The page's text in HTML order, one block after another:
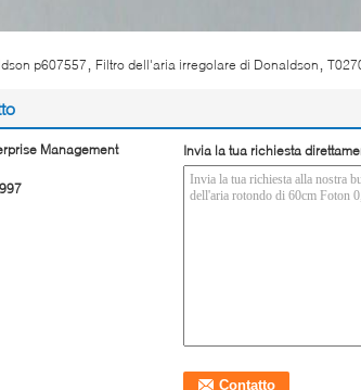
p607557 Filtro dell'aria irregolare di Donaldson
Management
Invia la tua richiesta